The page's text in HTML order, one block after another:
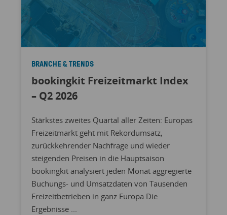
BRANCHE & TRENDS
bookingkit Freizeitmarkt Index
– Q2 2026
Stärkstes zweites Quartal aller Zeiten: Europas
Freizeitmarkt geht mit Rekordumsatz,
zurückkehrender Nachfrage und wieder
steigenden Preisen in die Hauptsaison
bookingkit analysiert jeden Monat aggregierte
Buchungs- und Umsatzdaten von Tausenden
Freizeitbetrieben in ganz Europa Die
Ergebnisse ...